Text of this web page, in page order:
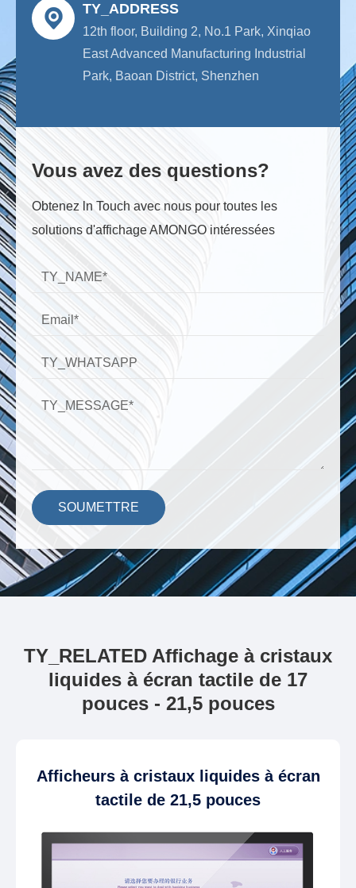
TY_ADDRESS
12th floor, Building 2, No.1 Park, Xinqiao
East Advanced Manufacturing Industrial
Park, Baoan District, Shenzhen
Vous avez des questions?
Obtenez ln Touch avec nous pour toutes les
solutions d'affichage AMONGO intéressées
SOUMETTRE
TY_RELATED Affichage à cristaux
liquides à écran tactile de 17
pouces - 21,5 pouces
Afficheurs à cristaux liquides à écran
tactile de 21,5 pouces